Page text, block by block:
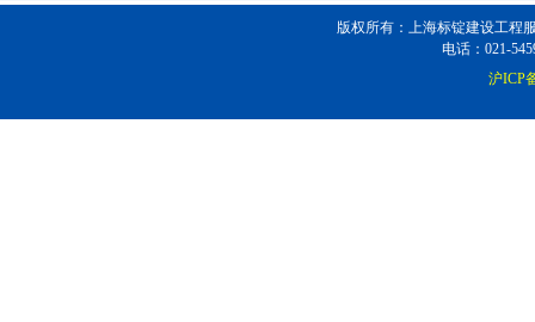
版权所有：上海标锭建设工程
电话：021-
沪ICP